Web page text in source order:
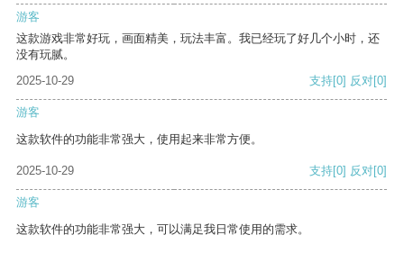
游客
这款游戏非常好玩，画面精美，玩法丰富。我已经玩了好几个小时，还
没有玩腻。
2025-10-29
支持[0] 反对[0]
游客
这款软件的功能非常强大，使用起来非常方便。
2025-10-29 支持[0] 反对[0]
游客
这款软件的功能非常强大，可以满足我日常使用的需求。